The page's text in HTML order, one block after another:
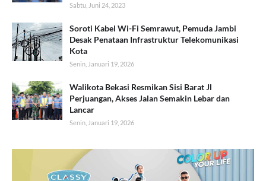
Sabtu, Juni 24, 2023
Soroti Kabel Wi-Fi Semrawut, Pemuda Jambi
Desak Penataan Infrastruktur Telekomunikasi
Kota
Senin, Januari 19, 2026
Walikota Bekasi Resmikan Sisi Barat Jl
Perjuangan, Akses Jalan Semakin Lebar dan
Lancar
Senin, Januari 19, 2026